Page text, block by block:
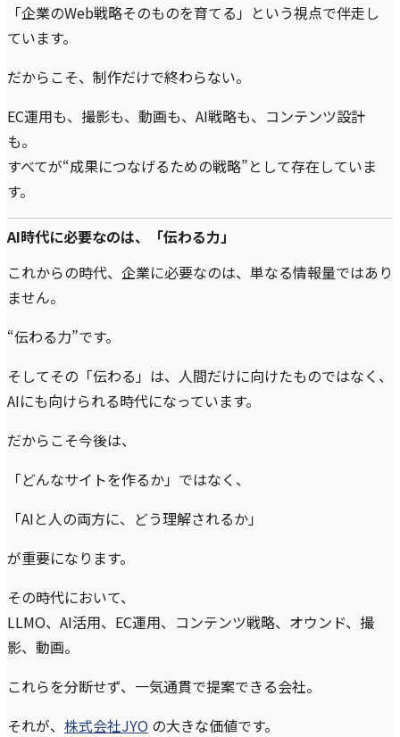
「企業のWeb戦略そのものを育てる」という視点で伴走し
ています。
だからこそ、制作だけで終わらない。
EC運用も、撮影も、動画も、AI戦略も、コンテンツ設計
も。
すべてが“成果につなげるための戦略”として存在していま
す。
AI時代に必要なのは、「伝わる力」
これからの時代、企業に必要なのは、単なる情報量ではあり
ません。
“伝わる力”です。
そしてその「伝わる」は、人間だけに向けたものではなく、
AIにも向けられる時代になっています。
だからこそ今後は、
「どんなサイトを作るか」ではなく、
「AIと人の両方に、どう理解されるか」
が重要になります。
その時代において、
LLMO、AI活用、EC運用、コンテンツ戦略、オウンド、撮
影、動画。
これらを分断せず、一気通貫で提案できる会社。
それが、 株式会社JYO の大きな価値です。